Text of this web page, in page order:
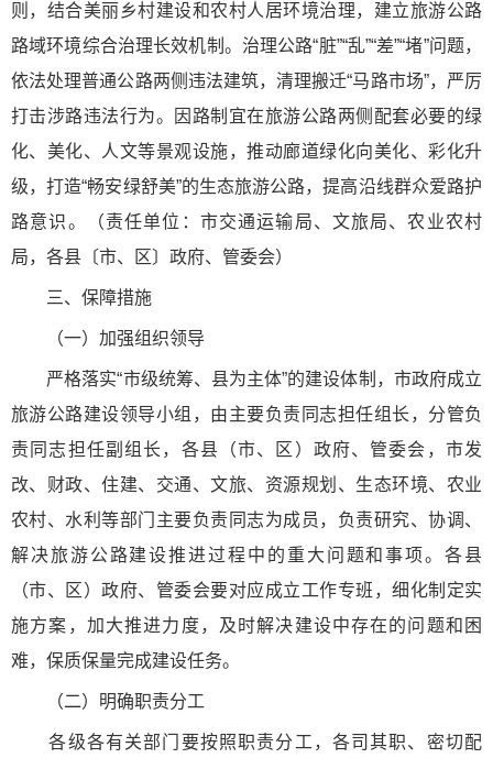
则，结合美丽乡村建设和农村人居环境治理，建立旅游公路
路域环境综合治理长效机制。治理公路“脏”“乱”“差”“堵”问题，
依法处理普通公路两侧违法建筑，清理搬迁“马路市场”，严厉
打击涉路违法行为。因路制宜在旅游公路两侧配套必要的绿
化、美化、人文等景观设施，推动廊道绿化向美化、彩化升
级，打造“畅安绿舒美”的生态旅游公路，提高沿线群众爱路护
路意识。（责任单位：市交通运输局、文旅局、农业农村
局，各县〔市、区〕政府、管委会）
三、保障措施
（一）加强组织领导
严格落实“市级统筹、县为主体”的建设体制，市政府成立
旅游公路建设领导小组，由主要负责同志担任组长，分管负
责同志担任副组长，各县（市、区）政府、管委会，市发
改、财政、住建、交通、文旅、资源规划、生态环境、农业
农村、水利等部门主要负责同志为成员，负责研究、协调、
解决旅游公路建设推进过程中的重大问题和事项。各县
（市、区）政府、管委会要对应成立工作专班，细化制定实
施方案，加大推进力度，及时解决建设中存在的问题和困
难，保质保量完成建设任务。
（二）明确职责分工
各级各有关部门要按照职责分工，各司其职、密切配